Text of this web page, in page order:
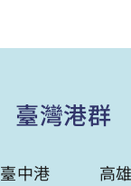
臺灣港群
臺中港 高